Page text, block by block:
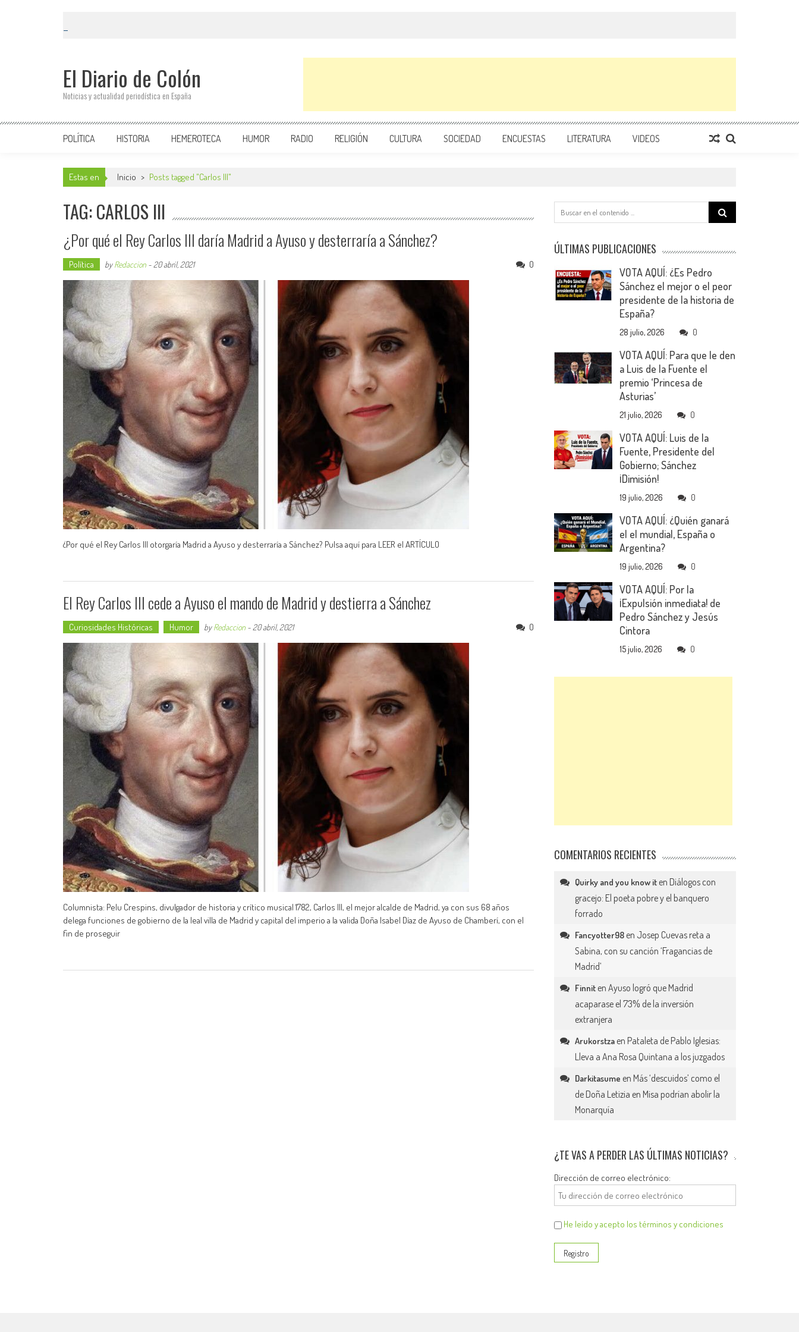
El Diario de Colón
Noticias y actualidad periodística en España
POLÍTICA HISTORIA HEMEROTECA HUMOR RADIO RELIGIÓN CULTURA SOCIEDAD ENCUESTAS LITERATURA VIDEOS
Estas en Inicio > Posts tagged "Carlos III"
TAG: CARLOS III
¿Por qué el Rey Carlos III daría Madrid a Ayuso y desterraría a Sánchez?
Política byRedaccion - 20 abril, 2021 0
¿Por qué el Rey Carlos III otorgaría Madrid a Ayuso y desterraría a Sánchez? Pulsa aquí para LEER el ARTÍCULO
El Rey Carlos III cede a Ayuso el mando de Madrid y destierra a Sánchez
Curiosidades Históricas Humor byRedaccion - 20 abril, 2021 0
Columnista: Pelu Crespins, divulgador de historia y crítico musical 1782, Carlos III, el mejor alcalde de Madrid, ya con sus 68 años
delega funciones de gobierno de la leal villa de Madrid y capital del imperio a la valida Doña Isabel Díaz de Ayuso de Chamberí, con el
fin de proseguir
Search
for:
ÚLTIMAS PUBLICACIONES
VOTA AQUÍ: ¿Es Pedro
Sánchez el mejor o el peor
presidente de la historia de
España?
28 julio, 2026 0
VOTA AQUÍ: Para que le den
a Luis de la Fuente el
premio ‘Princesa de
Asturias’
21 julio, 2026 0
VOTA AQUÍ: Luis de la
Fuente, Presidente del
Gobierno; Sánchez
¡Dimisión!
19 julio, 2026 0
VOTA AQUÍ: ¿Quién ganará
el el mundial, España o
Argentina?
19 julio, 2026 0
VOTA AQUÍ: Por la
¡Expulsión inmediata! de
Pedro Sánchez y Jesús
Cintora
15 julio, 2026 0
COMENTARIOS RECIENTES
Quirky and you know it en Diálogos con
gracejo: El poeta pobre y el banquero
forrado
Fancyotter98 en Josep Cuevas reta a
Sabina, con su canción ‘Fragancias de
Madrid’
Finnit enAyuso logró que Madrid
acaparase el 73% de la inversión
extranjera
Arukorstza en Pataleta de Pablo Iglesias:
Lleva a Ana Rosa Quintana a los juzgados
Darkitasume en Más ‘descuidos’ como el
de Doña Letizia en Misa podrían abolir la
Monarquía
¿TE VAS A PERDER LAS ÚLTIMAS NOTICIAS?
Dirección de correo electrónico:
He leído y acepto los términos y condiciones